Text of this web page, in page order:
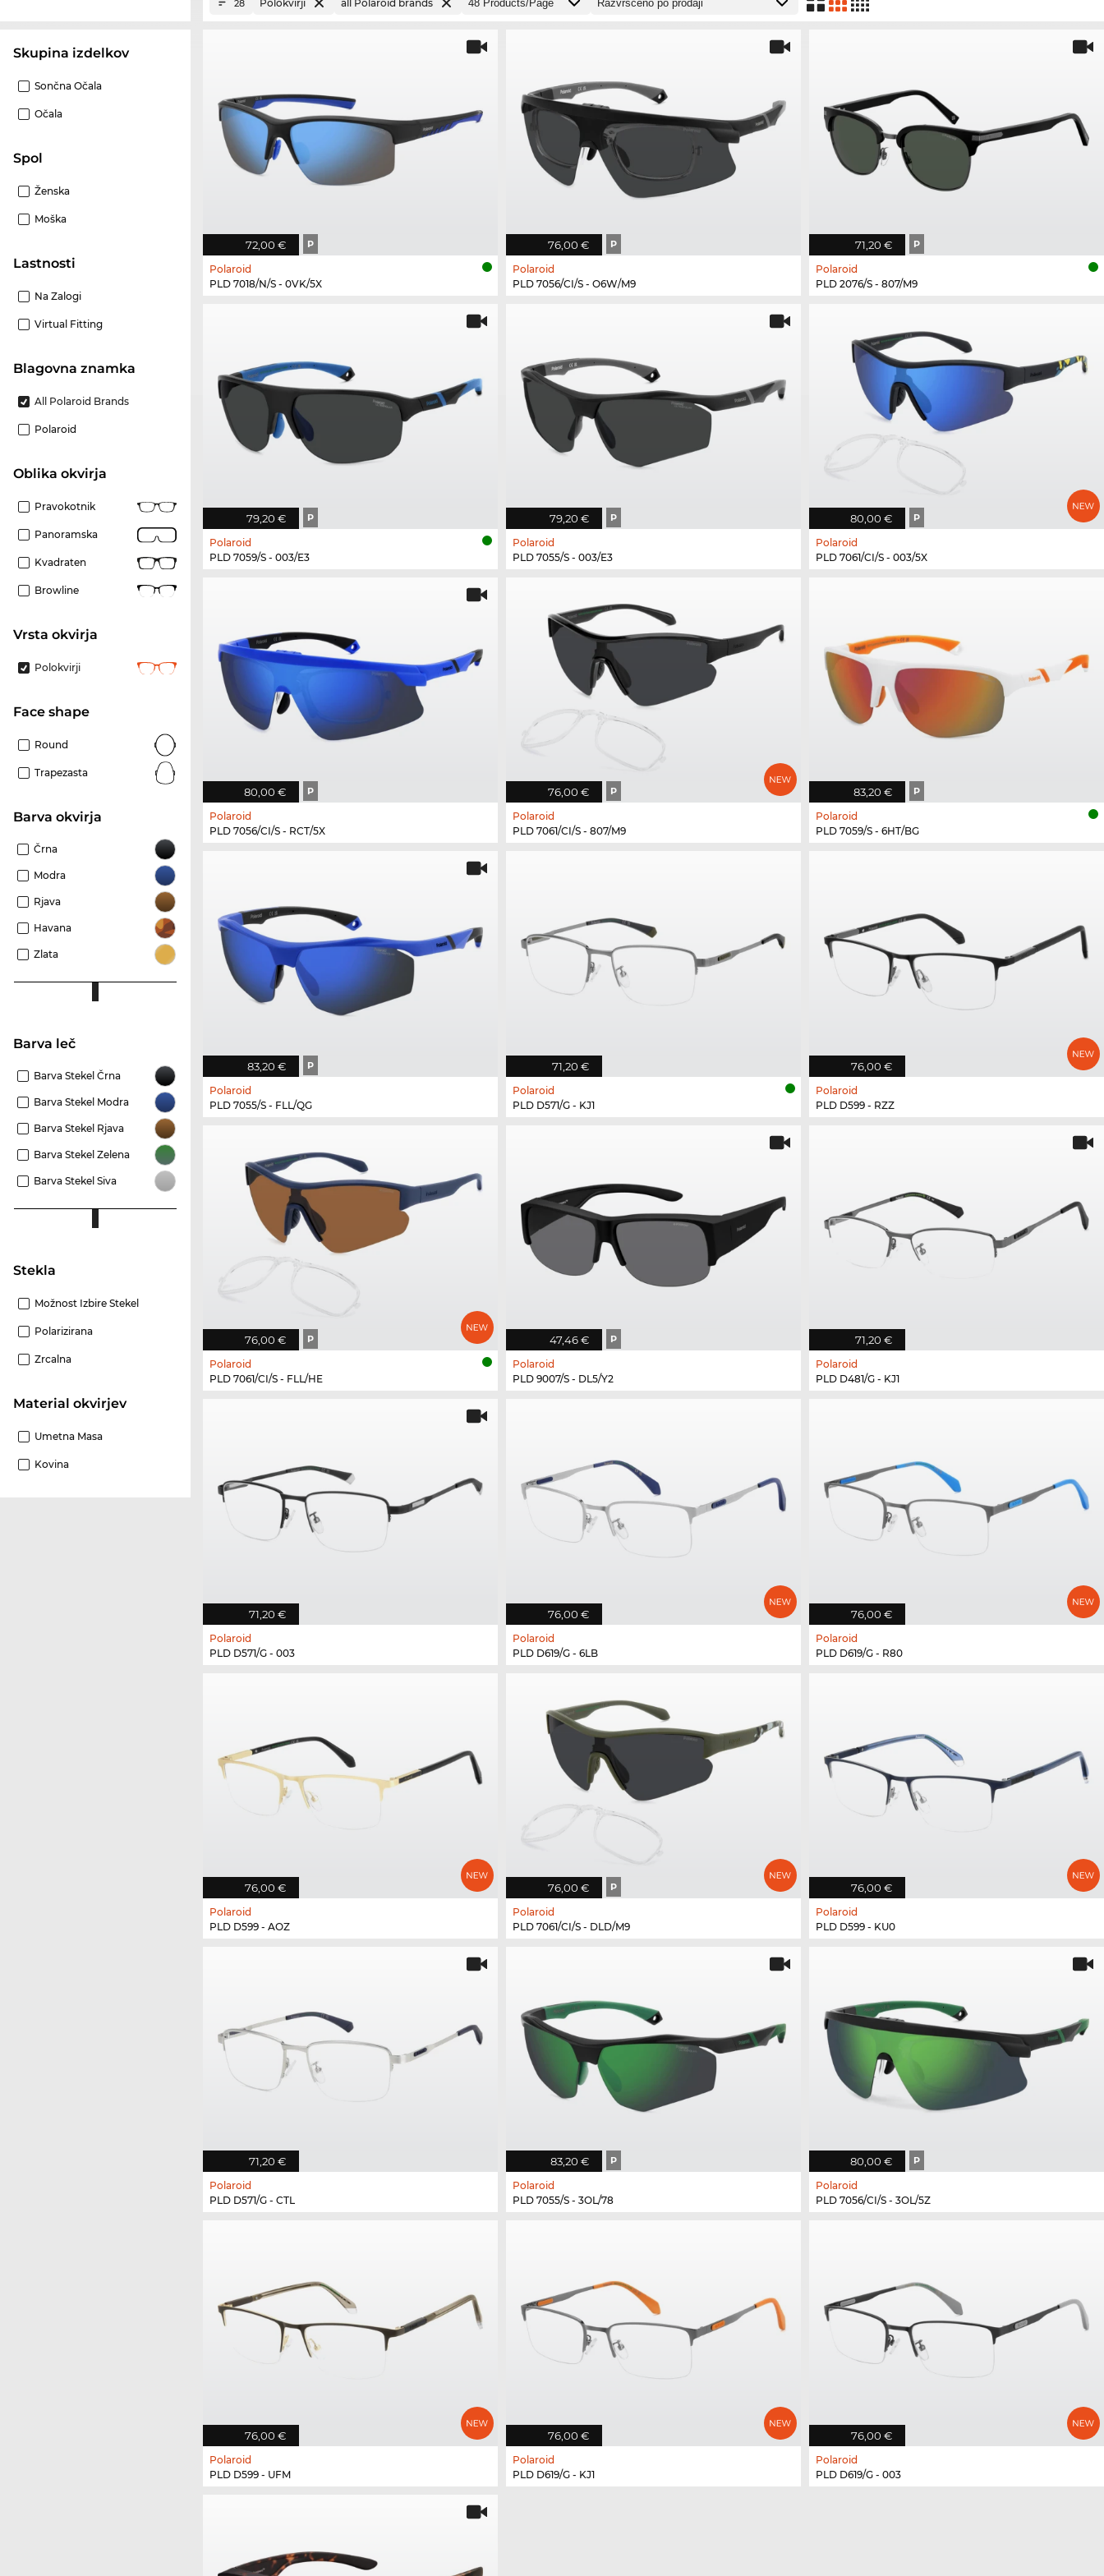
Skupina izdelkov
Sončna Očala
Očala
Spol
Ženska
Moška
Lastnosti
Na Zalogi
Virtual Fitting
Blagovna znamka
All Polaroid Brands
Polaroid
Oblika okvirja
Pravokotnik
Panoramska
Kvadraten
Browline
Vrsta okvirja
Polokvirji
Face shape
Round
Trapezasta
Barva okvirja
Črna
Modra
Rjava
Havana
Zlata
Barva leč
Barva Stekel Črna
Barva Stekel Modra
Barva Stekel Rjava
Barva Stekel Zelena
Barva Stekel Siva
Stekla
Možnost Izbire Stekel
Polarizirana
Zrcalna
Material okvirjev
Umetna Masa
Kovina
28 Polokvirji all Polaroid brands
72,00 € P
Polaroid
PLD 7018/N/S - 0VK/5X
76,00 € P
Polaroid
PLD 7056/CI/S - O6W/M9
71,20 € P
Polaroid
PLD 2076/S - 807/M9
79,20 € P
Polaroid
PLD 7059/S - 003/E3
79,20 € P
Polaroid
PLD 7055/S - 003/E3
80,00 € P
Polaroid
PLD 7061/CI/S - 003/5X
80,00 € P
Polaroid
PLD 7056/CI/S - RCT/5X
76,00 € P
Polaroid
PLD 7061/CI/S - 807/M9
83,20 € P
Polaroid
PLD 7059/S - 6HT/BG
83,20 € P
Polaroid
PLD 7055/S - FLL/QG
71,20 €
Polaroid
PLD D571/G - KJ1
76,00 €
Polaroid
PLD D599 - RZZ
76,00 € P
Polaroid
PLD 7061/CI/S - FLL/HE
47,46 € P
Polaroid
PLD 9007/S - DL5/Y2
71,20 €
Polaroid
PLD D481/G - KJ1
71,20 €
Polaroid
PLD D571/G - 003
76,00 €
Polaroid
PLD D619/G - 6LB
76,00 €
Polaroid
PLD D619/G - R80
76,00 €
Polaroid
PLD D599 - AOZ
76,00 € P
Polaroid
PLD 7061/CI/S - DLD/M9
76,00 €
Polaroid
PLD D599 - KU0
71,20 €
Polaroid
PLD D571/G - CTL
83,20 € P
Polaroid
PLD 7055/S - 3OL/78
80,00 € P
Polaroid
PLD 7056/CI/S - 3OL/5Z
76,00 €
Polaroid
PLD D599 - UFM
76,00 €
Polaroid
PLD D619/G - KJ1
76,00 €
Polaroid
PLD D619/G - 003